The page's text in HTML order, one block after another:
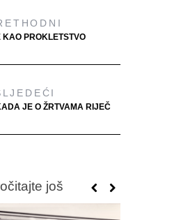
KAO PROKLETSTVO
JE O ŽRTVAMA RIJEČ
još